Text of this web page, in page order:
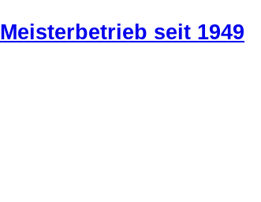
Meisterbetrieb seit 1949